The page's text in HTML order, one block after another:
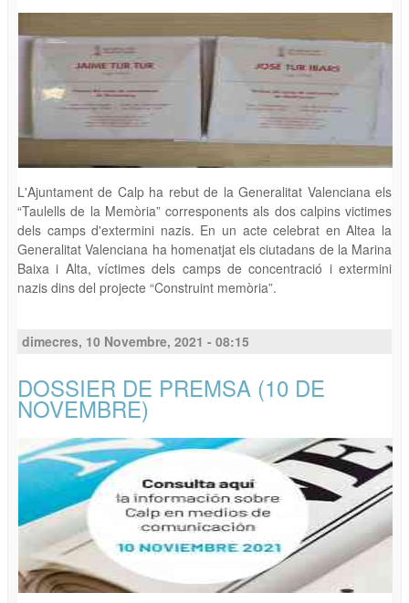
L'Ajuntament de Calp ha rebut de la Generalitat Valenciana els
“Taulells de la Memòria” corresponents als dos calpins victimes
dels camps d'extermini nazis. En un acte celebrat en Altea la
Generalitat Valenciana ha homenatjat els ciutadans de la Marina
Baixa i Alta, víctimes dels camps de concentració i extermini
nazis dins del projecte “Construint memòria”.
dimecres, 10 Novembre, 2021 - 08:15
DOSSIER DE PREMSA (10 DE
NOVEMBRE)